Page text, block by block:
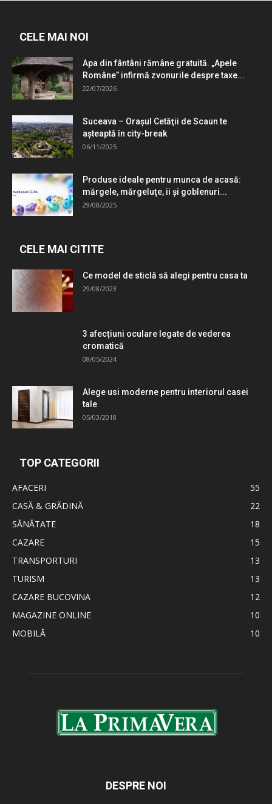
CELE MAI NOI
Apa din fântâni rămâne gratuită. „Apele
Române” infirmă zvonurile despre taxe...
22/07/2026
Suceava – Oraşul Cetăţii de Scaun te
aşteaptă în city-break
06/11/2025
Produse ideale pentru munca de acasă:
mărgele, mărgeluţe, ii şi goblenuri...
29/08/2025
CELE MAI CITITE
Ce model de sticlă să alegi pentru casa ta
29/08/2023
3 afecțiuni oculare legate de vederea
cromatică
08/05/2024
Alege usi moderne pentru interiorul casei
tale
05/03/2018
TOP CATEGORII
AFACERI
55
CASĂ & GRĂDINĂ
22
SĂNĂTATE
18
CAZARE
15
TRANSPORTURI
13
TURISM
13
CAZARE BUCOVINA
12
MAGAZINE ONLINE
10
MOBILĂ
10
DESPRE NOI